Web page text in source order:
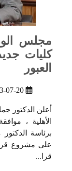
كليات
العبور
07-20
أعلن الدكتور
الأهلية ،
برئاسة
على مشروع
قرا...